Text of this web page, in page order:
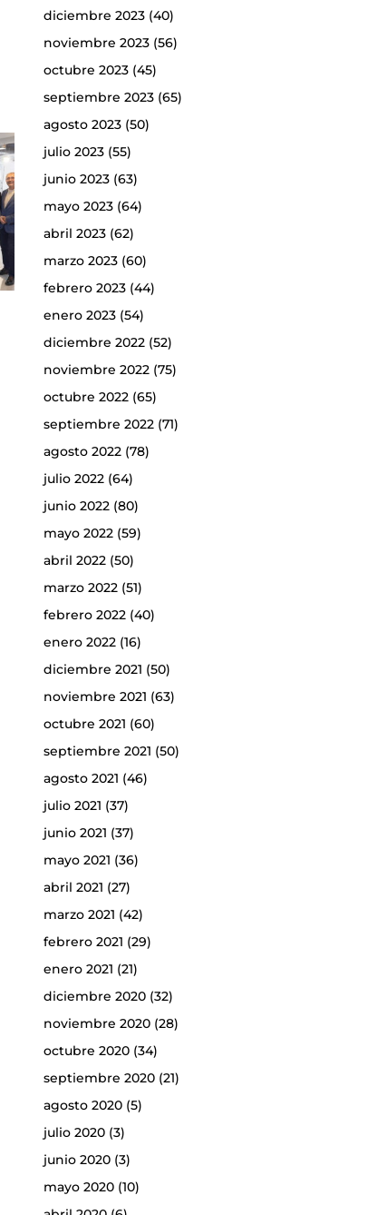
diciembre 2023(40)
noviembre 2023(56)
octubre 2023(45)
septiembre 2023(65)
agosto 2023(50)
julio 2023(55)
junio 2023(63)
mayo 2023(64)
abril 2023(62)
marzo 2023(60)
febrero 2023(44)
enero 2023(54)
diciembre 2022(52)
noviembre 2022(75)
octubre 2022(65)
septiembre 2022(71)
agosto 2022(78)
julio 2022(64)
junio 2022(80)
mayo 2022(59)
abril 2022(50)
marzo 2022(51)
febrero 2022(40)
enero 2022(16)
diciembre 2021 (50)
noviembre 2021 (63)
octubre 2021 (60)
septiembre 2021 (50)
agosto 2021 (46)
julio 2021 (37)
junio 2021 (37)
mayo 2021 (36)
abril 2021 (27)
marzo 2021 (42)
febrero 2021 (29)
enero 2021 (21)
diciembre 2020(32)
noviembre 2020(28)
octubre 2020(34)
septiembre 2020(21)
agosto 2020(5)
julio 2020(3)
junio 2020(3)
mayo 2020(10)